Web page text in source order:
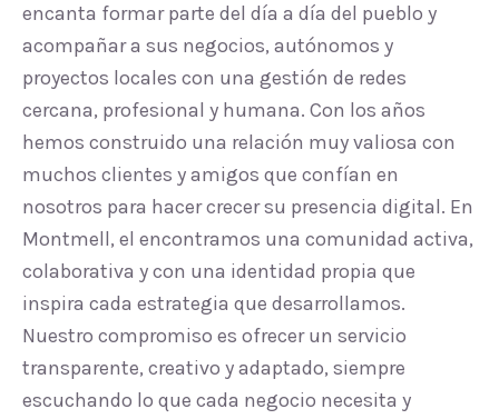
encanta formar parte del día a día del pueblo y
acompañar a sus negocios, autónomos y
proyectos locales con una gestión de redes
cercana, profesional y humana. Con los años
hemos construido una relación muy valiosa con
muchos clientes y amigos que confían en
nosotros para hacer crecer su presencia digital. En
Montmell, el encontramos una comunidad activa,
colaborativa y con una identidad propia que
inspira cada estrategia que desarrollamos.
Nuestro compromiso es ofrecer un servicio
transparente, creativo y adaptado, siempre
escuchando lo que cada negocio necesita y